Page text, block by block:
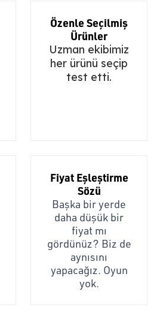
Özenle Seçilmiş
Ürünler
Uzman ekibimiz
her ürünü seçip
test etti.
Fiyat Eşleştirme
Sözü
Başka bir yerde
daha düşük bir
fiyat mı
gördünüz? Biz de
aynısını
yapacağız. Oyun
yok.